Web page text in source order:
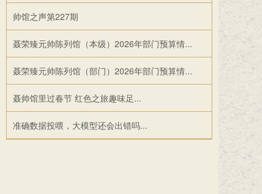
帅馆之声第227期
聂荣臻元帅陈列馆（本级）2026年部门预算情...
聂荣臻元帅陈列馆（部门）2026年部门预算情...
聂帅馆里过春节 红色之旅趣味足...
准确数据投喂，大模型还会出错吗...